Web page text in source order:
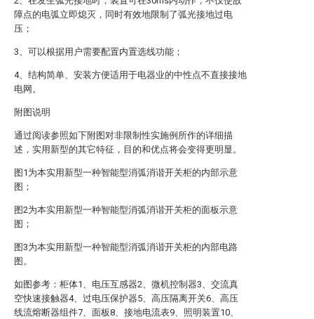
障点的电弧立即熄灭，同时有效地限制了弧光接地过电
压；
3、可以根据用户需要配置内置选线功能；
4、结构简单、安装方便适用于电器业的中性点不直接接地
电网。
附图说明
通过阅读参照如下附图对非限制性实施例所作的详细描
述，实用新型的其它特征，目的和优点将会变得更明显。
图1为本实用新型一种智能型消弧消谐开关柜的内部示意
图；
图2为本实用新型一种智能型消弧消谐开关柜的面板示意
图；
图3为本实用新型一种智能型消弧消谐开关柜的内部电路
图。
如图参考：柜体1、电压互感器2、微机控制器3、交流真
空快速接触器4、过电压保护器5、高压隔离开关6、高压
线流熔断器组件7、面板8、接地电流表9、照明装置10、